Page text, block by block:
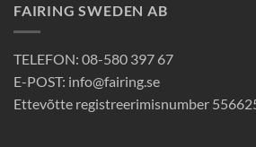
FAIRING SWEDEN AB
TELEFON: 08-580 397 67
E-POST: info@fairing.se
Ettevõtte registreerimisnumber